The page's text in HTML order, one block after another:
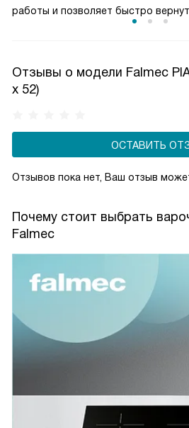
работы и позволяет быстро
время и делает использование
надёжным и комфортным в
Отзывы о модели Falmec
х 52)
ОСТАВИТЬ
Отзывов пока нет, Ваш отзыв
Почему стоит выбрать
Falmec